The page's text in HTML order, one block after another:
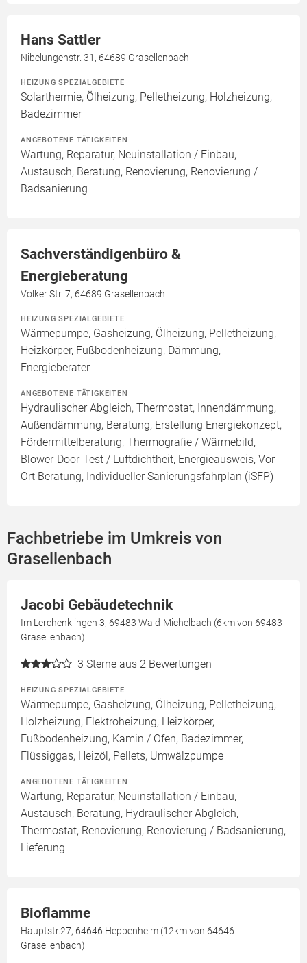
Hans Sattler
Nibelungenstr. 31, 64689 Grasellenbach
HEIZUNG SPEZIALGEBIETE
Solarthermie, Ölheizung, Pelletheizung, Holzheizung,
Badezimmer
ANGEBOTENE TÄTIGKEITEN
Wartung, Reparatur, Neuinstallation / Einbau,
Austausch, Beratung, Renovierung, Renovierung /
Badsanierung
Sachverständigenbüro &
Energieberatung
Volker Str. 7, 64689 Grasellenbach
HEIZUNG SPEZIALGEBIETE
Wärmepumpe, Gasheizung, Ölheizung, Pelletheizung,
Heizkörper, Fußbodenheizung, Dämmung,
Energieberater
ANGEBOTENE TÄTIGKEITEN
Hydraulischer Abgleich, Thermostat, Innendämmung,
Außendämmung, Beratung, Erstellung Energiekonzept,
Fördermittelberatung, Thermografie / Wärmebild,
Blower-Door-Test / Luftdichtheit, Energieausweis, Vor-
Ort Beratung, Individueller Sanierungsfahrplan (iSFP)
Fachbetriebe im Umkreis von
Grasellenbach
Jacobi Gebäudetechnik
Im Lerchenklingen 3, 69483 Wald-Michelbach (6km von 69483
Grasellenbach)
3 Sterne aus 2 Bewertungen
HEIZUNG SPEZIALGEBIETE
Wärmepumpe, Gasheizung, Ölheizung, Pelletheizung,
Holzheizung, Elektroheizung, Heizkörper,
Fußbodenheizung, Kamin / Ofen, Badezimmer,
Flüssiggas, Heizöl, Pellets, Umwälzpumpe
ANGEBOTENE TÄTIGKEITEN
Wartung, Reparatur, Neuinstallation / Einbau,
Austausch, Beratung, Hydraulischer Abgleich,
Thermostat, Renovierung, Renovierung / Badsanierung,
Lieferung
Bioflamme
Hauptstr.27, 64646 Heppenheim (12km von 64646
Grasellenbach)